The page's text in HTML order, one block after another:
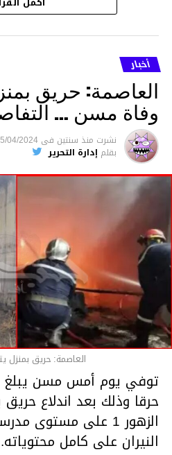
هلال في توقيت قياسي من
والقبض عليه وإحالته
ما نُسبه إليه.
متابعة
قسم الاخبار
أخبار
العاصمة: حريق
وفاة مسن …
نشرت منذ سنتين فى 04/2024
بقلم إدارة التحرير
العاصمة: حريق
حرقا وذلك بعد اندلاع
الزهور 1 على مستوى
النيران على كامل محتوياته.